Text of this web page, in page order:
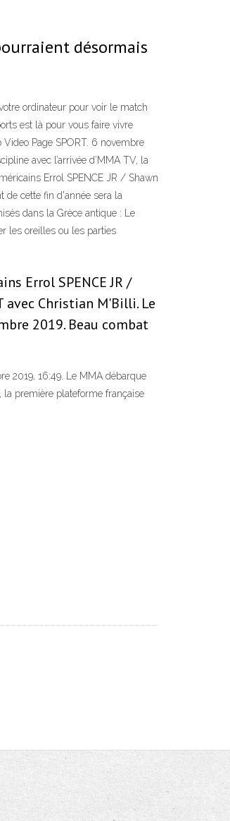
désormais
ordinateur pour voir le match
est là pour vous faire vivre
Page SPORT. 6 novembre
avec l’arrivée d’MMA TV, la
Errol SPENCE JR / Shawn
de cette fin d'année sera la
dans la Grèce antique : Le
les oreilles ou les parties
Errol SPENCE JR /
avec Christian M'Billi. Le
2019. Beau combat
2019, 16:49. Le MMA débarque
la première plateforme française